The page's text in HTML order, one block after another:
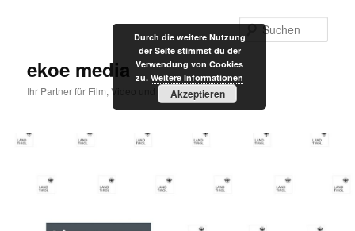
ekoe media
Ihr Partner für Film, Video und Internet
Durch die weitere Nutzung
der Seite stimmst du der
Verwendung von Cookies
zu. Weitere Informationen
Akzeptieren